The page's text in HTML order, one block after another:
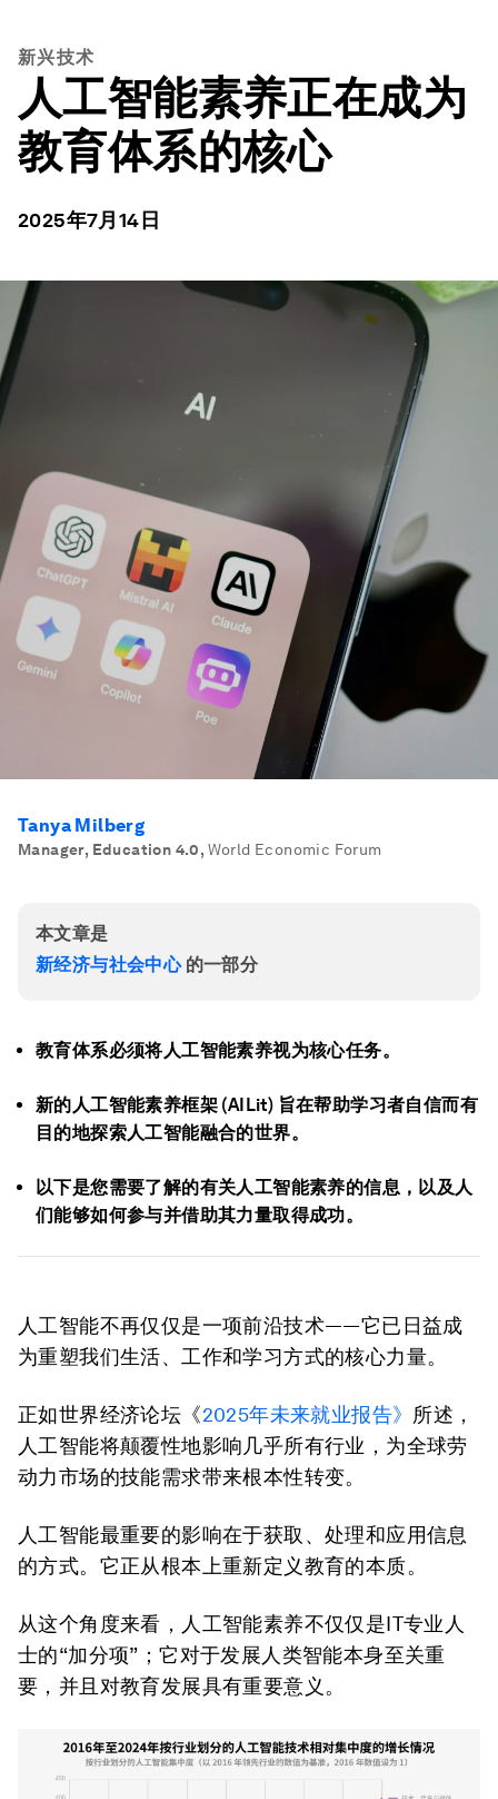
新兴技术
人工智能素养正在成为
教育体系的核心
2025年7月14日
Tanya Milberg
Manager, Education 4.0, World Economic Forum
本文章是
新经济与社会中心的一部分
教育体系必须将人工智能素养视为核心任务。
新的人工智能素养框架 (AILit) 旨在帮助学习者自信而有
目的地探索人工智能融合的世界。
以下是您需要了解的有关人工智能素养的信息，以及人
们能够如何参与并借助其力量取得成功。
人工智能不再仅仅是一项前沿技术——它已日益成
为重塑我们生活、工作和学习方式的核心力量。
正如世界经济论坛《2025年未来就业报告》 所述，
人工智能将颠覆性地影响几乎所有行业，为全球劳
动力市场的技能需求带来根本性转变。
人工智能最重要的影响在于获取、处理和应用信息
的方式。它正从根本上重新定义教育的本质。
从这个角度来看，人工智能素养不仅仅是IT专业人
士的“加分项”；它对于发展人类智能本身至关重
要，并且对教育发展具有重要意义。